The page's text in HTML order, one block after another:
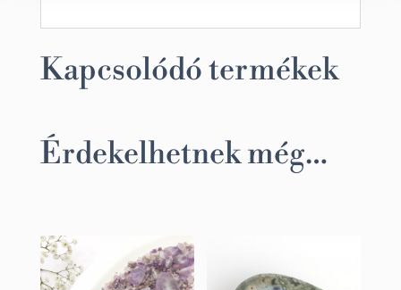
Kapcsolódó termékek
Érdekelhetnek még…